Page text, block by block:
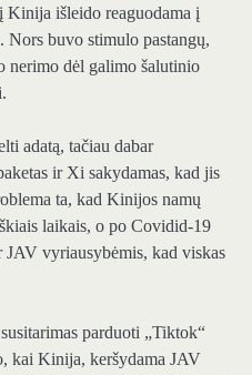
Kinija išleido reaguodama į
Nors buvo stimulo pastangų,
nerimo dėl galimo šalutinio
adatą, tačiau dabar
ir Xi sakydamas, kad jis
ta, kad Kinijos namų
laikais, o po Covidid-19
vyriausybėmis, kad viskas
parduoti „Tiktok“
kai Kinija, keršydama JAV